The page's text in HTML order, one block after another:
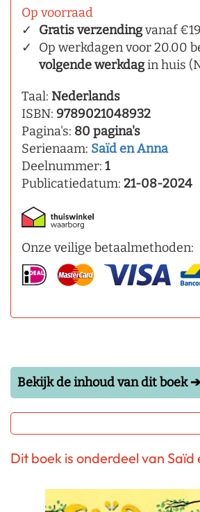
Op voorraad
Gratis verzendingvanaf
Op werkdagen voor 20.00
volgende werkdagin huis
Taal: Nederlands
ISBN: 9789021048932
Pagina's: 80 pagina's
Serienaam: Saïd en Anna
Deelnummer: 1
Publicatiedatum: 21-08-2024
Onze veilige betaalmethoden:
Bekijk de inhoud van dit boek ➔
Dit boek is onderdeel van Saïd